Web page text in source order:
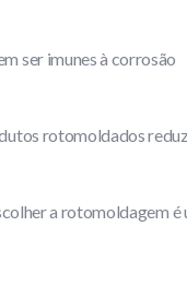
ser imunes à corrosão
rotomoldados
a rotomoldagem é